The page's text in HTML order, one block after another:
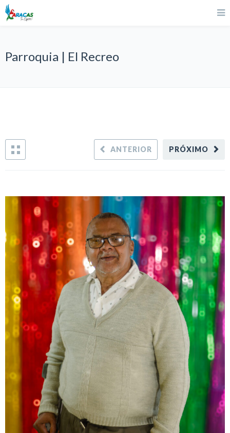
Parroquia | El Recreo
PRÓXIMO
ANTERIOR